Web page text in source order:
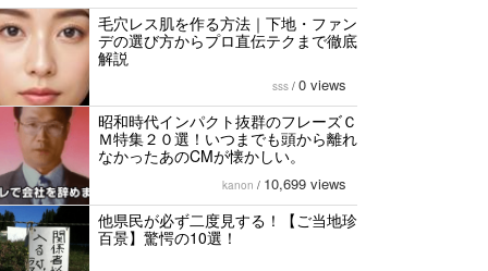
毛穴レス肌を作る方法｜下地・ファン
デの選び方からプロ直伝テクまで徹底
解説
sss / 0 views
昭和時代インパクト抜群のフレーズＣ
Ｍ特集２０選！いつまでも頭から離れ
なかったあのCMが懐かしい。
kanon / 10,699 views
他県民が必ず二度見する！【ご当地珍
百景】驚愕の10選！